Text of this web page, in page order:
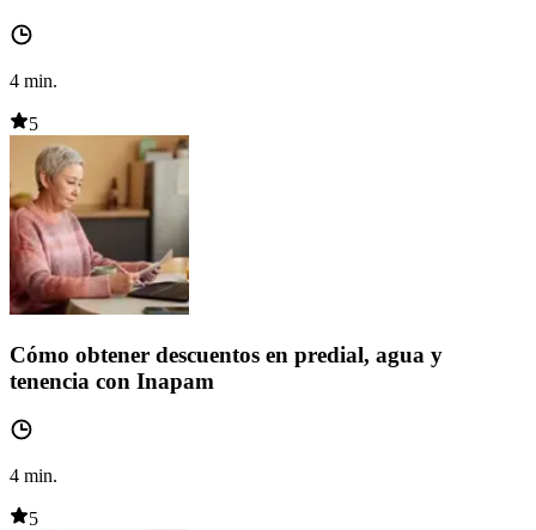
4 min.
5
Cómo obtener descuentos en predial, agua y
tenencia con Inapam
4 min.
5